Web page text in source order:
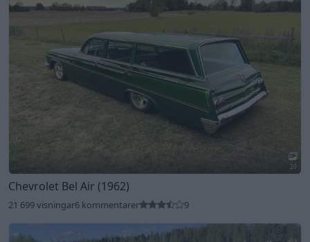
20
Chevrolet Bel Air (1962)
21 699 visningar6 kommentarer 9